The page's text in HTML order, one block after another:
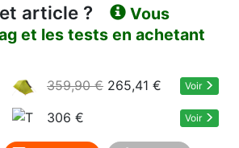
article ?
Vous
et les tests en achetant
359,90 € 265,41 € Voir
306 € Voir